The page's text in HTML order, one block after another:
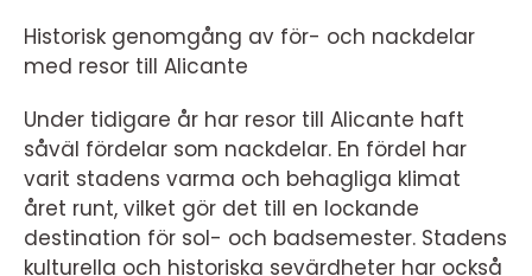
Historisk genomgång av för- och nackdelar
med resor till Alicante
Under tidigare år har resor till Alicante haft
såväl fördelar som nackdelar. En fördel har
varit stadens varma och behagliga klimat
året runt, vilket gör det till en lockande
destination för sol- och badsemester. Stadens
kulturella och historiska sevärdheter har också